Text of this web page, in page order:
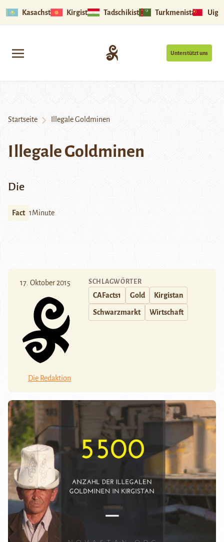
Kasachstan Kirgistan Tadschikistan Turkmenistan
Unterstützt uns
Startseite Illegale Goldminen
Illegale Goldminen
Die
Fact 1Minute
17. Oktober 2015
Die Redaktion
SCHLAGWÖRTER
CAFacts1 Gold Kirgistan
Schwarzmarkt Wirtschaft